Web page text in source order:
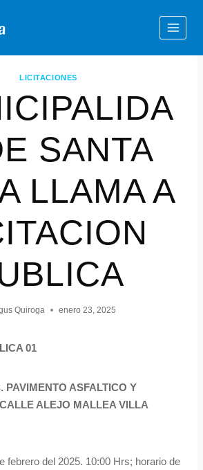
LICITACIONES
SANTA
LLAMA A
Quiroga enero 23, 2025
01
PAVIMENTO ASFALTICO Y
ALEJO MALLEA VILLA
febrero del 2025. 10:00 Hrs; horario de